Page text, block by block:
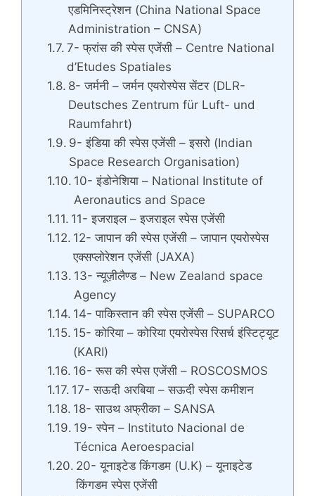
एडमिनिस्ट्रेशन (China National Space
Administration – CNSA)
7- फ्रांस की स्पेस एजेंसी – Centre National
d’Etudes Spatiales
8- जर्मनी – जर्मन एयरोस्पेस सेंटर (DLR-
Deutsches Zentrum für Luft- und
Raumfahrt)
9- इंडिया की स्पेस एजेंसी – इसरो (Indian
Space Research Organisation)
10- इंडोनेशिया – National Institute of
Aeronautics and Space
11- इजराइल – इजराइल स्पेस एजेंसी
12- जापान की स्पेस एजेंसी – जापान एयरोस्पेस
एक्सप्लोरेशन एजेंसी (JAXA)
13- न्यूज़ीलैण्ड – New Zealand space
Agency
14- पाकिस्तान की स्पेस एजेंसी – SUPARCO
15- कोरिया – कोरिया एयरोस्पेस रिसर्च इंस्टिट्यूट
(KARI)
16- रूस की स्पेस एजेंसी – ROSCOSMOS
17- सऊदी अरबिया – सऊदी स्पेस कमीशन
18- साउथ अफ्रीका – SANSA
19- स्पेन – Instituto Nacional de
Técnica Aeroespacial
20- यूनाइटेड किंगडम (U.K) – यूनाइटेड
किंगडम स्पेस एजेंसी